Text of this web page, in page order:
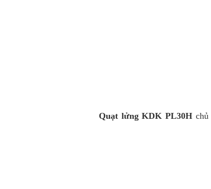
Quạt lửng KDK PL30H